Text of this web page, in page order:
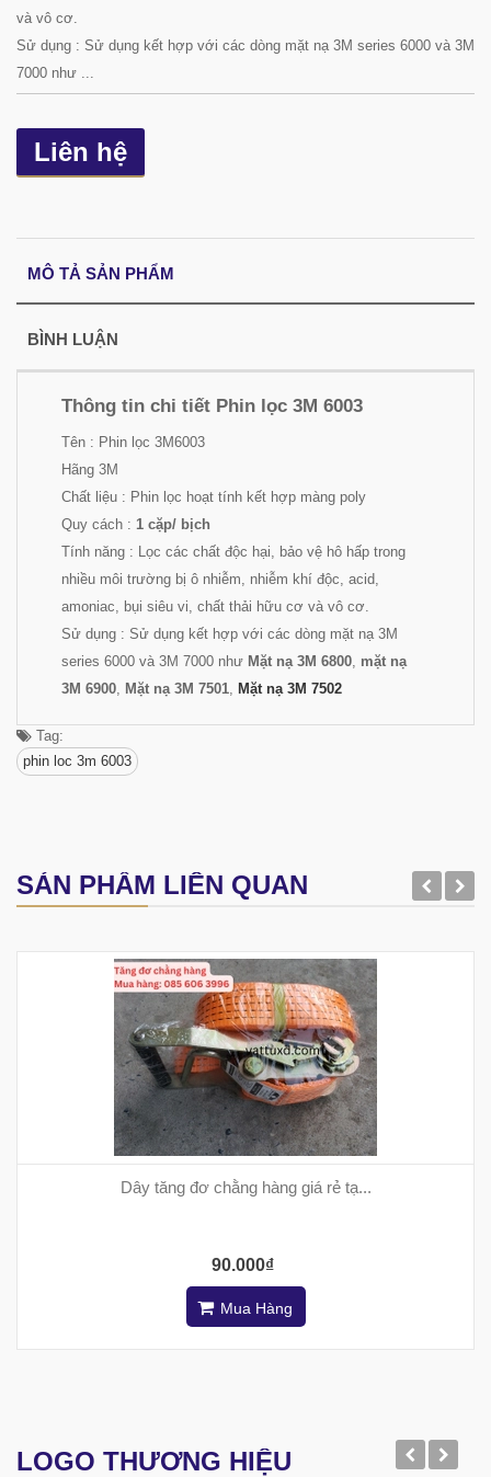
và vô cơ.
Sử dụng : Sử dụng kết hợp với các dòng mặt nạ 3M series 6000 và 3M
7000 như ...
Liên hệ
MÔ TẢ SẢN PHẨM
BÌNH LUẬN
Thông tin chi tiết Phin lọc 3M 6003
Tên : Phin lọc 3M6003
Hãng 3M
Chất liệu : Phin lọc hoạt tính kết hợp màng poly
Quy cách : 1 cặp/ bịch
Tính năng : Lọc các chất độc hại, bảo vệ hô hấp trong
nhiều môi trường bị ô nhiễm, nhiễm khí độc, acid,
amoniac, bụi siêu vi, chất thải hữu cơ và vô cơ.
Sử dụng : Sử dụng kết hợp với các dòng mặt nạ 3M
series 6000 và 3M 7000 như Mặt nạ 3M 6800 mặt nạ
3M 6900 Mặt nạ 3M 7501 Mặt nạ 3M 7502
Tag:
phin loc 3m 6003
SẢN PHẨM LIÊN QUAN
Dây tăng đơ chằng hàng giá rẻ tạ...
90.000₫
Mua Hàng
LOGO THƯƠNG HIỆU